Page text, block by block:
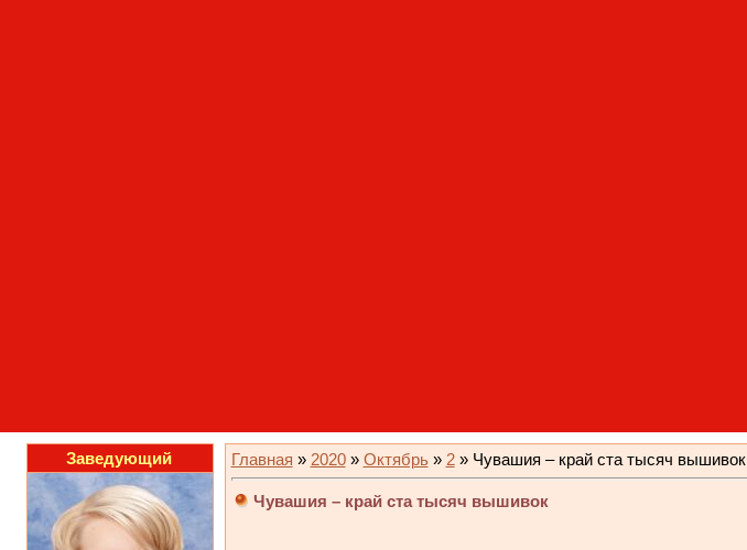
Заведующий Главная » 2020 » Октябрь » 2» Чувашия – край ста тысяч вышивок
Чувашия – край ста тысяч вышивок